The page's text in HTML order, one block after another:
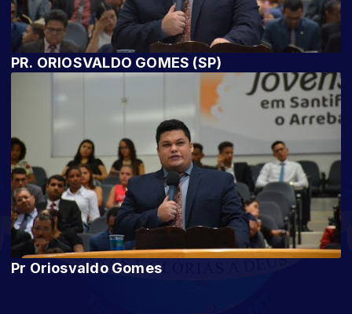
PR. ORIOSVALDO GOMES (SP)
Pr Oriosvaldo Gomes